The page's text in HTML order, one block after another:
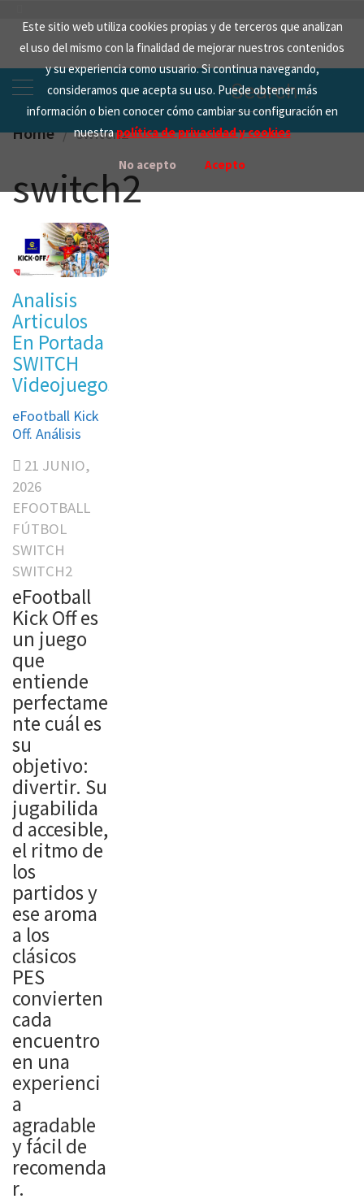
Este sitio web utiliza cookies propias y de terceros que analizan
el uso del mismo con la finalidad de mejorar nuestros contenidos
y su experiencia como usuario. Si continua navegando,
consideramos que acepta su uso. Puede obtener más
información o bien conocer cómo cambiar su configuración en
nuestrapolítica de privacidad y cookies
No acepto Acepto
content
Search
for:
Home switch2
switch2
Analisis
Articulos
En Portada
SWITCH
Videojuegos
eFootball Kick
Off. Análisis
21 JUNIO,
2026
EFOOTBALL
FÚTBOL
SWITCH
SWITCH2
eFootball
Kick Off es
un juego
que
entiende
perfectame
nte cuál es
su
objetivo:
divertir. Su
jugabilida
d accesible,
el ritmo de
los
partidos y
ese aroma
a los
clásicos
PES
convierten
cada
encuentro
en una
experienci
a
agradable
y fácil de
recomenda
r.